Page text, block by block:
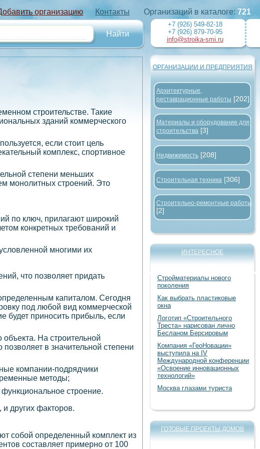
организацию Контакты
строительстве. Такие
зданий коммерческого
если стоит цель
комплекс, спортивное
степени меньших
монолитных строений. Это
по ключ, прилагают широкий
конкретных требований и
многими их
что позволяет придать
капиталом. Сегодня
под любой вид коммерческой
будет приносить прибыль, если
На строительной
в значительной степени
компании-подрядчики
методы;
функциональное строение.
и других факторов.
собой определенный комплект из
составляет примерно от 100
Организаций в каталоге: 721
+7 (926) 549-82-18
+7 (926) 879-70-95
info@stroika-smi.ru
ОРГАНИЗАЦИИ И ПРЕДПРИЯТИЯ
Архитектурные,
реставрационные работы [202]
Материалы и оборудование для
строительства [3]
Недвижимость [208]
Строительная техника [306]
Строительно-ремонтные работы
[2]
ИНТЕРЕСНОЕ
Стройматериалы нового
поколения
Как выбрать пластиковые
окна
Логотип «Строительного
Треста» нарисован лично
Бесланом Берсировым
Компания «ГеоНовации»
выступила на IV
Международной конференции
«Освоение инновационных
технологий»
Москва глазами туриста
ГОТОВЫЕ ПРОЕКТЫ ДОМОВ